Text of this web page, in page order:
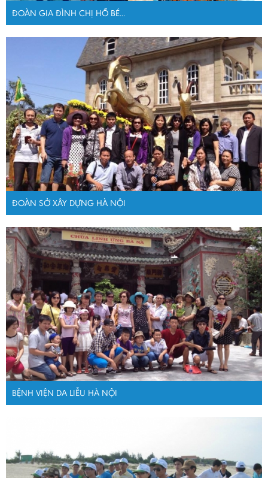
ĐOÀN GIA ĐÌNH CHỊ HỒ BÉ...
ĐOÀN SỞ XÂY DỰNG HÀ NỘI
BỆNH VIỆN DA LIỄU HÀ NỘI